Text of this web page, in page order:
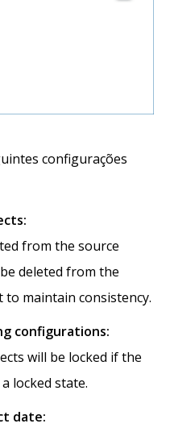
configurações
from the source
deleted from the
maintain consistency.
configurations:
will be locked if the
locked state.
date: